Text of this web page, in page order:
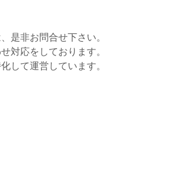
是非お問合せ下さい。
対応をしております。
して運営しています。